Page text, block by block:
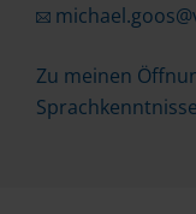
Zu meinen
Sprachkenntnisse